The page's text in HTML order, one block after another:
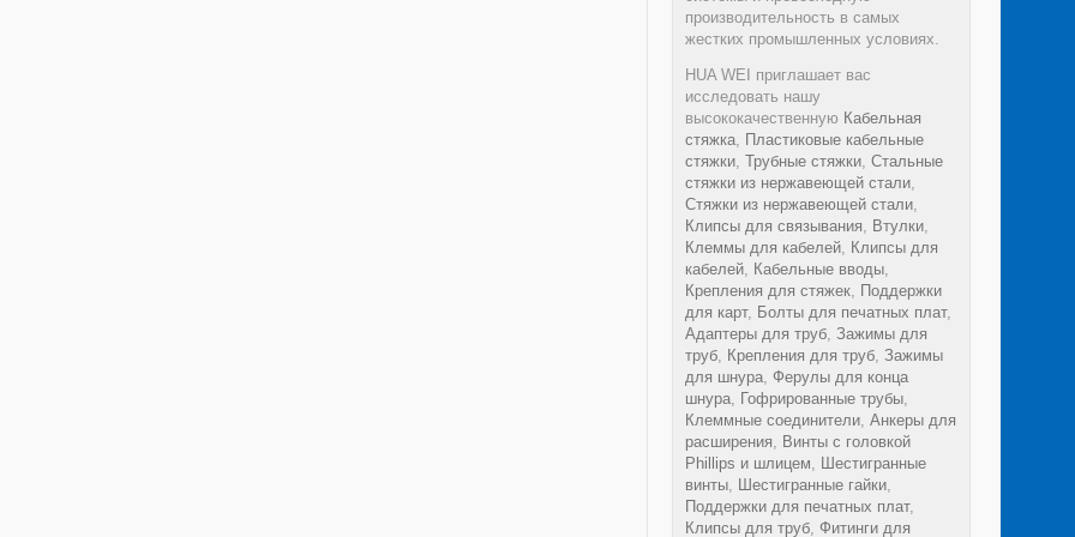
производительность в самых
жестких промышленных условиях.
HUA WEI приглашает вас
исследовать нашу
высококачественную Кабельная
стяжка, Пластиковые кабельные
стяжки, Трубные стяжки, Стальные
стяжки из нержавеющей стали,
Стяжки из нержавеющей стали,
Клипсы для связывания, Втулки,
Клеммы для кабелей, Клипсы для
кабелей, Кабельные вводы,
Крепления для стяжек, Поддержки
для карт, Болты для печатных плат,
Адаптеры для труб, Зажимы для
труб, Крепления для труб, Зажимы
для шнура, Ферулы для конца
шнура, Гофрированные трубы,
Клеммные соединители, Анкеры для
расширения, Винты с головкой
Phillips и шлицем, Шестигранные
винты, Шестигранные гайки,
Поддержки для печатных плат,
Клипсы для труб, Фитинги для